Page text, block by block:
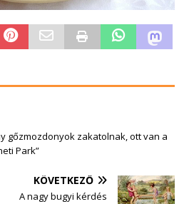
gőzmozdonyok zakatolnak, ott van a
Park”
KÖVETKEZŐ
A nagy bugyi kérdés